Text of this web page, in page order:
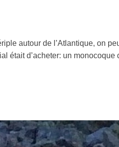
autour de l’Atlantique, on
était d’acheter: un monocoque